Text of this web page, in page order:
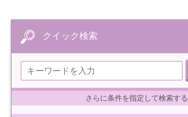
クイック検索
さらに条件を指定して検索する